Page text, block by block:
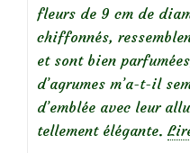
fleurs de 9 cm de
chiffonnés,
et sont bien
d’agrumes m’a-t-il
d’emblée avec leur
tellement élégante.